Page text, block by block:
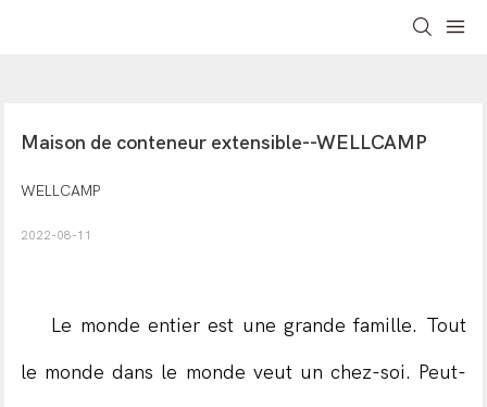
Maison de conteneur extensible--WELLCAMP
WELLCAMP
2022-08-11
Le monde entier est une grande famille. Tout
le monde dans le monde veut un chez-soi. Peut-